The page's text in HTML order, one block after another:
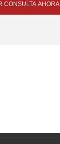
CONSULTA AHORA